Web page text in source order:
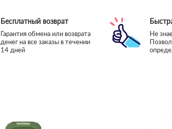
Бесплатный возврат
Гарантия обмена или возврата
денег на все заказы в течении
14 дней
Не